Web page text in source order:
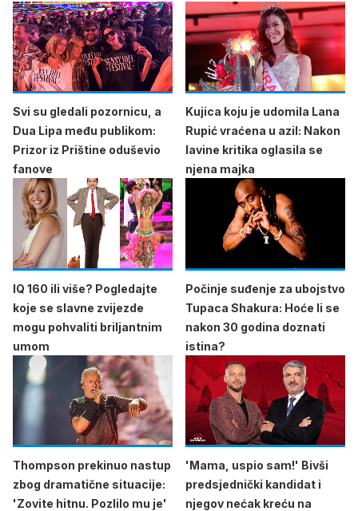
Svi su gledali pozornicu, a
Dua Lipa među publikom:
Prizor iz Prištine oduševio
fanove
Kujica koju je udomila Lana
Rupić vraćena u azil: Nakon
lavine kritika oglasila se
njena majka
IQ 160 ili više? Pogledajte
koje se slavne zvijezde
mogu pohvaliti briljantnim
umom
Počinje suđenje za ubojstvo
Tupaca Shakura: Hoće li se
nakon 30 godina doznati
istina?
Thompson prekinuo nastup
zbog dramatične situacije:
'Zovite hitnu. Pozlilo mu je'
'Mama, uspio sam!' Bivši
predsjednički kandidat i
njegov nećak kreću na